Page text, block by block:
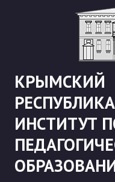
КРЫМСКИЙ
ИНСТИТУТ